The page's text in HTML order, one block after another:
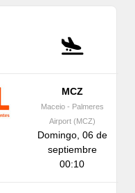
MCZ
Maceio - Palmeres
Airport (MCZ)
Domingo, 06 de
septiembre
00:10